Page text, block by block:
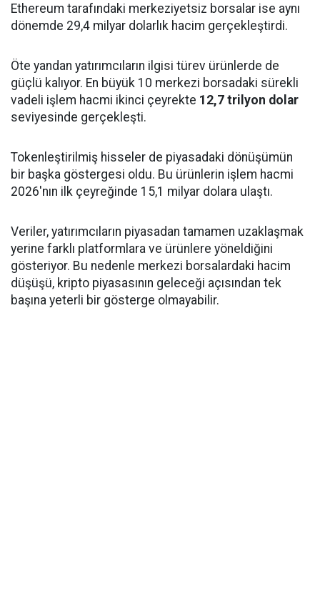
Ethereum tarafındaki merkeziyetsiz borsalar ise aynı
dönemde 29,4 milyar dolarlık hacim gerçekleştirdi.
Öte yandan yatırımcıların ilgisi türev ürünlerde de
güçlü kalıyor. En büyük 10 merkezi borsadaki sürekli
vadeli işlem hacmi ikinci çeyrekte 12,7 trilyon dolar
seviyesinde gerçekleşti.
Tokenleştirilmiş hisseler de piyasadaki dönüşümün
bir başka göstergesi oldu. Bu ürünlerin işlem hacmi
2026'nın ilk çeyreğinde 15,1 milyar dolara ulaştı.
Veriler, yatırımcıların piyasadan tamamen uzaklaşmak
yerine farklı platformlara ve ürünlere yöneldiğini
gösteriyor. Bu nedenle merkezi borsalardaki hacim
düşüşü, kripto piyasasının geleceği açısından tek
başına yeterli bir gösterge olmayabilir.